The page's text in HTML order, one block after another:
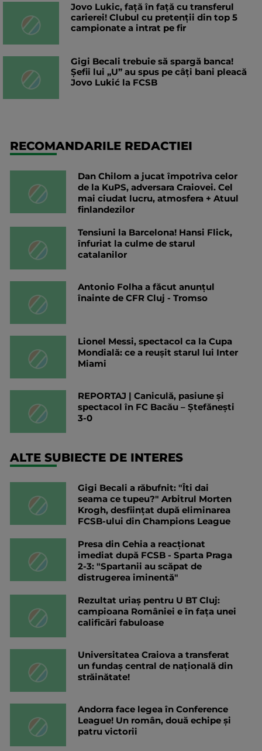
Jovo Lukic, față în față cu transferul
carierei! Clubul cu pretenții din top 5
campionate a intrat pe fir
Gigi Becali trebuie să spargă banca!
Șefii lui „U” au spus pe câți bani pleacă
Jovo Lukić la FCSB
RECOMANDARILE REDACTIEI
Dan Chilom a jucat împotriva celor
de la KuPS, adversara Craiovei. Cel
mai ciudat lucru, atmosfera + Atuul
finlandezilor
Tensiuni la Barcelona! Hansi Flick,
înfuriat la culme de starul
catalanilor
Antonio Folha a făcut anunțul
înainte de CFR Cluj - Tromso
Lionel Messi, spectacol ca la Cupa
Mondială: ce a reușit starul lui Inter
Miami
REPORTAJ | Caniculă, pasiune și
spectacol în FC Bacău – Ștefănești
3-0
ALTE SUBIECTE DE INTERES
Gigi Becali a răbufnit: "Îti dai
seama ce tupeu?" Arbitrul Morten
Krogh, desființat după eliminarea
FCSB-ului din Champions League
Presa din Cehia a reacționat
imediat după FCSB - Sparta Praga
2-3: "Spartanii au scăpat de
distrugerea iminentă"
Rezultat uriaș pentru U BT Cluj:
campioana României e în fața unei
calificări fabuloase
Universitatea Craiova a transferat
un fundaș central de națională din
străinătate!
Andorra face legea în Conference
League! Un român, două echipe și
patru victorii